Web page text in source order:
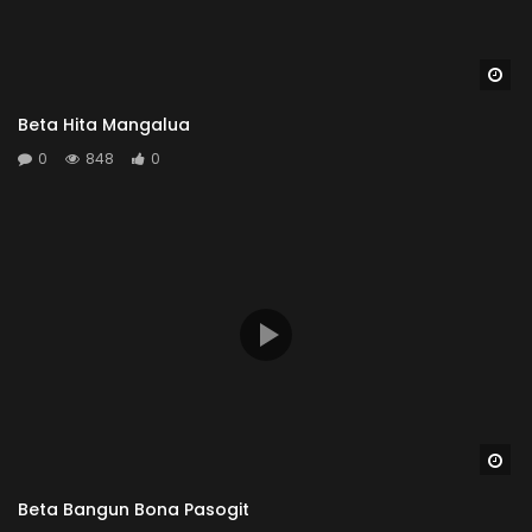
Beta Hita Mangalua
0 848 0
Beta Bangun Bona Pasogit